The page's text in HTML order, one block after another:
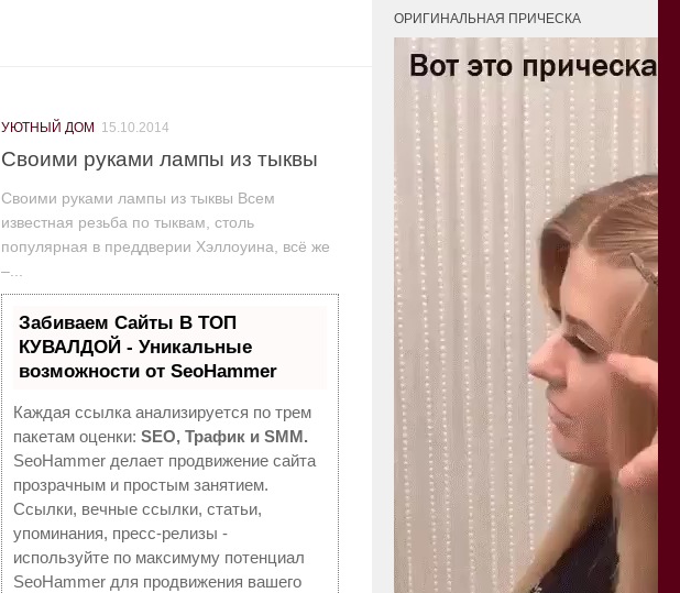
УЮТНЫЙ ДОМ 15.10.2014
Своими руками лампы из тыквы
Своими руками лампы из тыквы Всем
известная резьба по тыквам, столь
популярная в преддверии Хэллоуина, всё же
–...
Забиваем Сайты В ТОП
КУВАЛДОЙ - Уникальные
возможности от SeoHammer
Каждая ссылка анализируется по трем
пакетам оценки: SEO, Трафик и SMM.
SeoHammer делает продвижение сайта
прозрачным и простым занятием.
Ссылки, вечные ссылки, статьи,
упоминания, пресс-релизы -
используйте по максимуму потенциал
SeoHammer для продвижения вашего
ОРИГИНАЛЬНАЯ ПРИЧЕСКА